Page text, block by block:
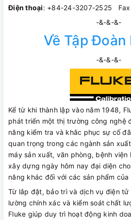
Điện thoại: +84-24-3207-2525
-&-&-&-
Về Tập Đoàn
-&-&-&-
Kể từ khi thành lập vào năm 1948,
phát triển một thị trường công nghệ
năng kiểm tra và khắc phục sự cố
quan trọng trong các ngành sản
máy sản xuất, văn phòng, bệnh viện
xây dựng ngày hôm nay đại diện
năng khác đối với các sản phẩm của
Từ lắp đặt, bảo trì và dịch vụ điện
lường chính xác và kiểm soát chất
Fluke giúp duy trì hoạt động kinh